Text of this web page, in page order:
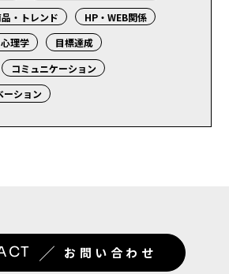
・トレンド
HP・WEB関係
心理学
目標達成
コミュニケーション
ーション
／ お問い合わせ